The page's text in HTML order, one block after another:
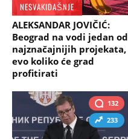
NESVAKIDAŠNJE
ALEKSANDAR JOVIČIĆ:
Beograd na vodi jedan od
najznačajnijih projekata,
evo koliko će grad
profitirati
132
233